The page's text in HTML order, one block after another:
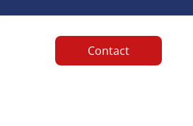
Contact